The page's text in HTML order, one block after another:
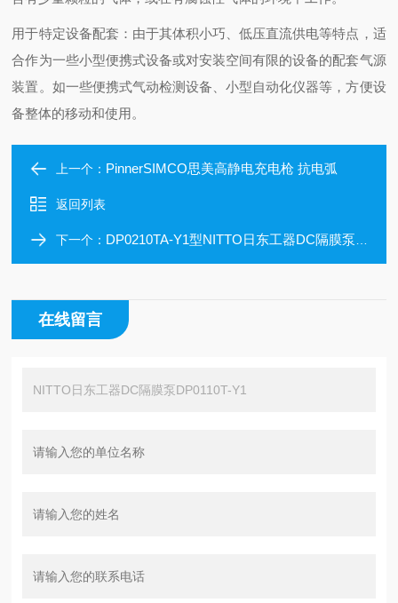
用于特定设备配套：由于其体积小巧、低压直流供电等特点，适
合作为一些小型便携式设备或对安装空间有限的设备的配套气源
装置。如一些便携式气动检测设备、小型自动化仪器等，方便设
备整体的移动和使用。
上一个： PinnerSIMCO思美高静电充电枪 抗电弧
返回列表
下一个： DP0210TA-Y1型NITTO日东工器DC隔膜泵DP0210TA-Y1
在线留言